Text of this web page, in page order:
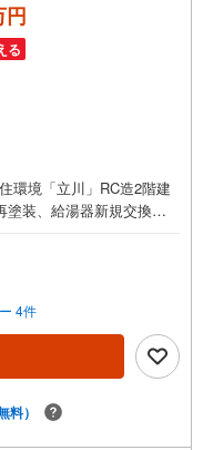
円
る
環境「立川」RC造2階建
塗装、給湯器新規交換
～19:00】上記時間は
す。人気物件には特に
にお電話ください。
よりご予約いただくとご
は車でお迎えに上がりま
】◆住宅ローンはお任せ
とお得なの？・適切な借
4件
料）